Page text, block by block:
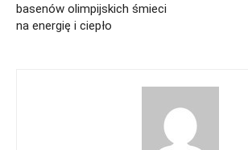
basenów olimpijskich śmieci
na energię i ciepło